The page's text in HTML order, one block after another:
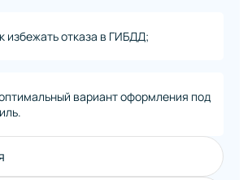
избежать отказа в ГИБДД;
вариант оформления под